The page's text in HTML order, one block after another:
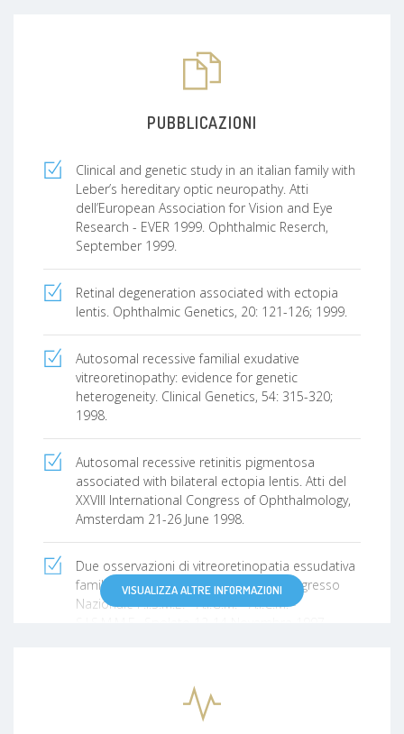
PUBBLICAZIONI
Clinical and genetic study in an italian family with
Leber’s hereditary optic neuropathy. Atti
dell’European Association for Vision and Eye
Research - EVER 1999. Ophthalmic Reserch,
September 1999.
Retinal degeneration associated with ectopia
lentis. Ophthalmic Genetics, 20: 121-126; 1999.
Autosomal recessive familial exudative
vitreoretinopathy: evidence for genetic
heterogeneity. Clinical Genetics, 54: 315-320;
1998.
Autosomal recessive retinitis pigmentosa
associated with bilateral ectopia lentis. Atti del
XXVIII International Congress of Ophthalmology,
Amsterdam 21-26 June 1998.
Due osservazioni di vitreoretinopatia essudativa
familiare autosomica recessiva. XII Congresso
Nazionale F.I.S.M.E. - A.I.G.M. - A.I.C.M. -
JERMOV 97. Ophthalmic Research, September
VISUALIZZA ALTRE INFORMAZIONI